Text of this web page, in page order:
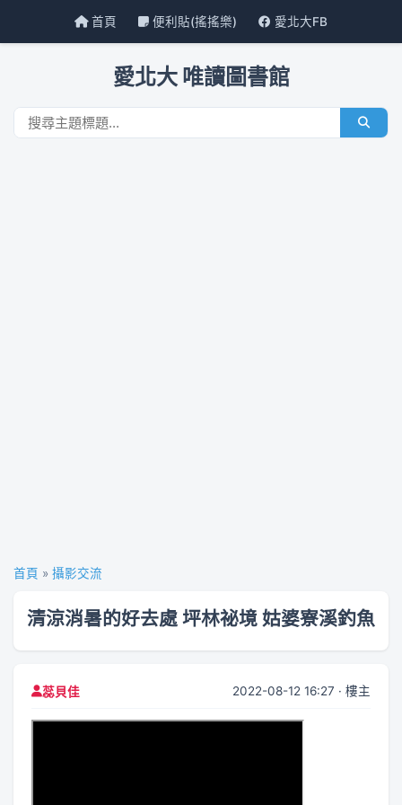
首頁 便利貼(搖搖樂) 愛北大FB
愛北大 唯讀圖書館
首頁 » 攝影交流
清涼消暑的好去處 坪林祕境 姑婆寮溪釣魚
蕊貝佳 2022-08-12 16:27 · 樓主